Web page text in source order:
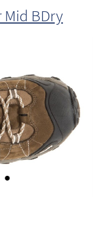
Mid BDry